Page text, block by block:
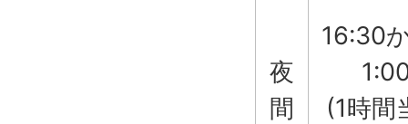
夜
間
16:30
(1時間